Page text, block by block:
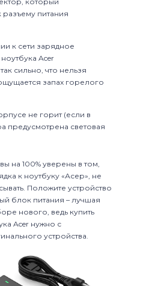
разъему питания
к сети зарядное
Acer
сильно, что нельзя
запах горелого
не горит (если в
предусмотрена световая
на 100% уверены в том,
к ноутбуку «Асер», не
Положите устройство
блок питания – лучшая
нового, ведь купить
Acer нужно с
устройства.